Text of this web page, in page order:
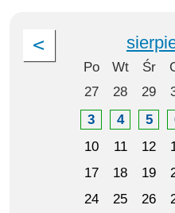
Po Wt Śr
27
28 29
3
4 5
10
11 12
17
18 19
24
25 26